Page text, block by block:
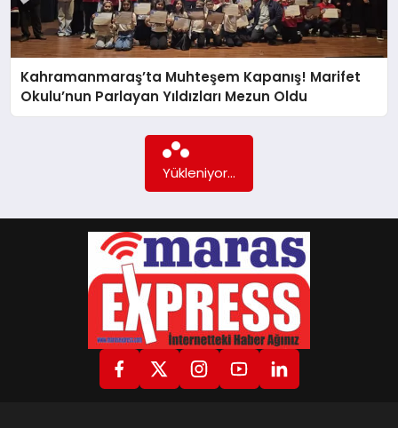
GÖKSUN
TÜRKOĞLU
Kahramanmaraş’ta Muhteşem Kapanış! Marifet
Okulu’nun Parlayan Yıldızları Mezun Oldu
Yükleniyor...